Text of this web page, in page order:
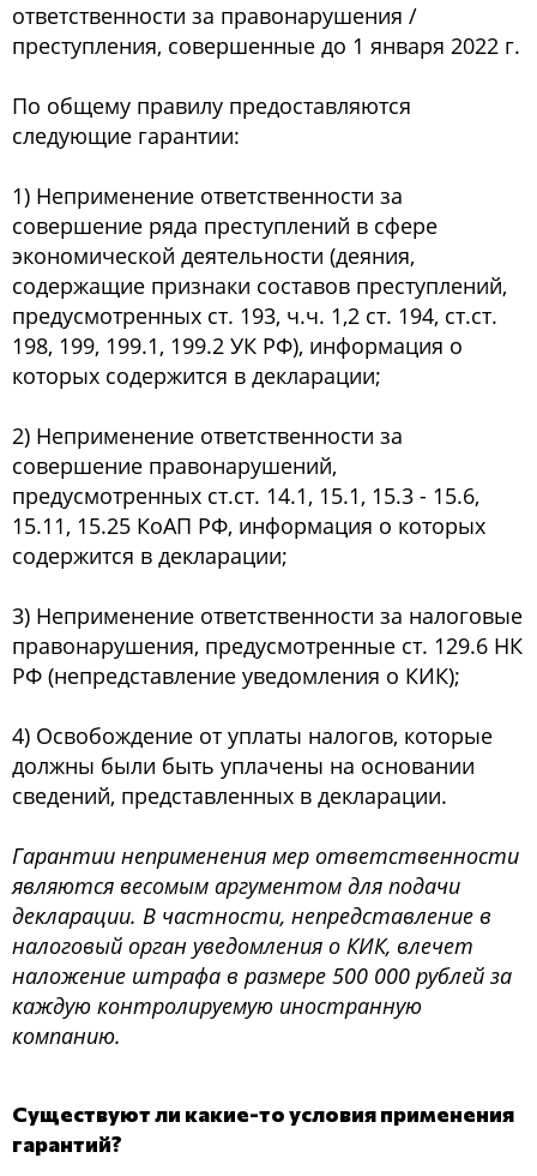
ответственности за правонарушения /
преступления, совершенные до 1 января 2022 г.
По общему правилу предоставляются
следующие гарантии:
1) Неприменение ответственности за
совершение ряда преступлений в сфере
экономической деятельности (деяния,
содержащие признаки составов преступлений,
предусмотренных ст. 193, ч.ч. 1,2 ст. 194, ст.ст.
198, 199, 199.1, 199.2 УК РФ), информация о
которых содержится в декларации;
2) Неприменение ответственности за
совершение правонарушений,
предусмотренных ст.ст. 14.1, 15.1, 15.3 - 15.6,
15.11, 15.25 КоАП РФ, информация о которых
содержится в декларации;
3) Неприменение ответственности за налоговые
правонарушения, предусмотренные ст. 129.6 НК
РФ (непредставление уведомления о КИК);
4) Освобождение от уплаты налогов, которые
должны были быть уплачены на основании
сведений, представленных в декларации.
Гарантии неприменения мер ответственности
являются весомым аргументом для подачи
декларации. В частности, непредставление в
налоговый орган уведомления о КИК, влечет
наложение штрафа в размере 500 000 рублей за
каждую контролируемую иностранную
компанию.
Существуют ли какие-то условия применения
гарантий?